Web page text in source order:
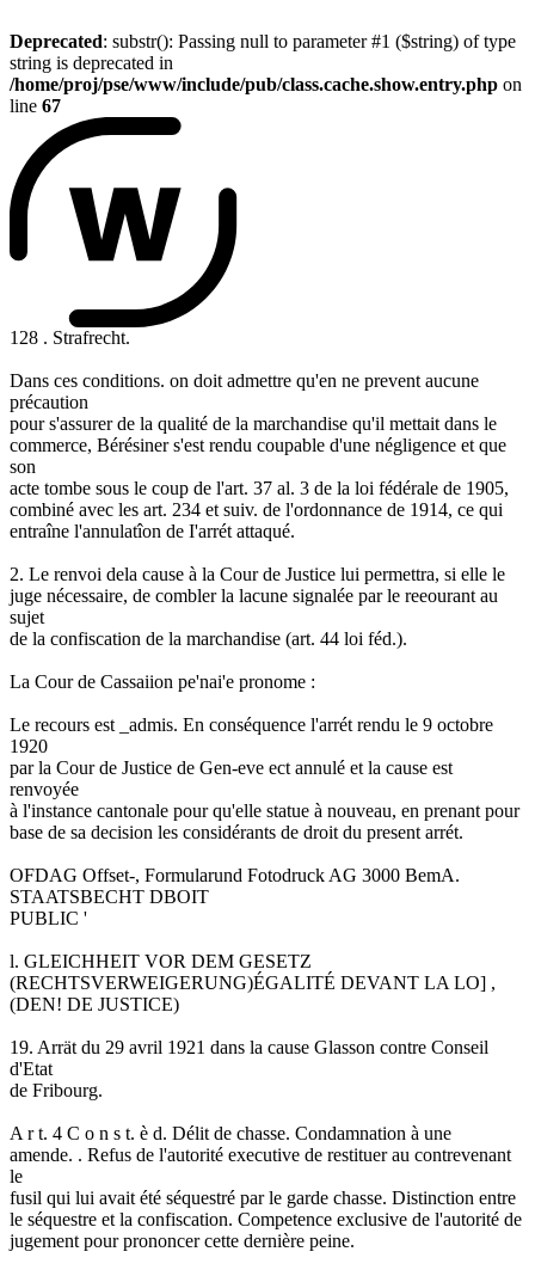
Deprecated: substr(): Passing null to parameter #1 ($string) of type
string is deprecated in
/home/proj/pse/www/include/pub/class.cache.show.entry.php on
line 67
128 . Strafrecht.
Dans ces conditions. on doit admettre qu'en ne prevent aucune
précaution
pour s'assurer de la qualité de la marchandise qu'il mettait dans le
commerce, Bérésiner s'est rendu coupable d'une négligence et que
son
acte tombe sous le coup de l'art. 37 al. 3 de la loi fédérale de 1905,
combiné avec les art. 234 et suiv. de l'ordonnance de 1914, ce qui
entraîne l'annulatîon de I'arrét attaqué.
2. Le renvoi dela cause à la Cour de Justice lui permettra, si elle le
juge nécessaire, de combler la lacune signalée par le reeourant au
sujet
de la confiscation de la marchandise (art. 44 loi féd.).
La Cour de Cassaiion pe'nai'e pronome :
Le recours est _admis. En conséquence l'arrét rendu le 9 octobre
1920
par la Cour de Justice de Gen-eve ect annulé et la cause est
renvoyée
à l'instance cantonale pour qu'elle statue à nouveau, en prenant pour
base de sa decision les considérants de droit du present arrét.
OFDAG Offset-, Formularund Fotodruck AG 3000 BemA.
STAATSBECHT DBOIT
PUBLIC '
l. GLEICHHEIT VOR DEM GESETZ
(RECHTSVERWEIGERUNG)ÉGALITÉ DEVANT LA LO] ,
(DEN! DE JUSTICE)
19. Arrät du 29 avril 1921 dans la cause Glasson contre Conseil
d'Etat
de Fribourg.
A r t. 4 C o n s t. è d. Délit de chasse. Condamnation à une
amende. . Refus de l'autorité executive de restituer au contrevenant
le
fusil qui lui avait été séquestré par le garde chasse. Distinction entre
le séquestre et la confiscation. Competence exclusive de l'autorité de
jugement pour prononcer cette dernière peine.